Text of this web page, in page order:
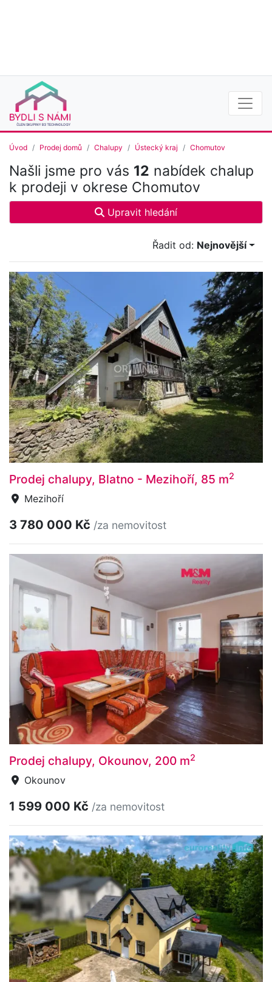
Úvod Prodej domů Chalupy Ústecký kraj Chomutov
Našli jsme pro vás 12 nabídek chalup
k prodeji v okrese Chomutov
Upravit hledání
Řadit od: Nejnovější
Prodej chalupy, Blatno - Mezihoří, 85 m2
Mezihoří
3 780 000 Kč /za nemovitost
Prodej chalupy, Okounov, 200 m2
Okounov
1 599 000 Kč /za nemovitost